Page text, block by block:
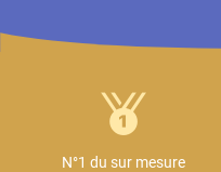
N°1 du sur mesure